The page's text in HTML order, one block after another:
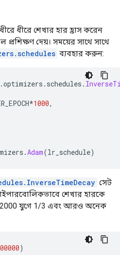
ধীরে শেখার হার হ্রাস করেন
দেয়। সময়ের সাথে সাথে
ব্যবহার করুন:
.optimizers . schedules .
*1000,
. Adam(lr_schedule)
সেট
শেখার হারকে
2000 যুগে 1/3 এবং আরও অনেক
)